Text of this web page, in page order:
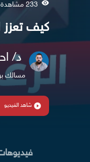
233 مشاهدة
كيف تعزز
د/
مسالك
شاهد الفيديو